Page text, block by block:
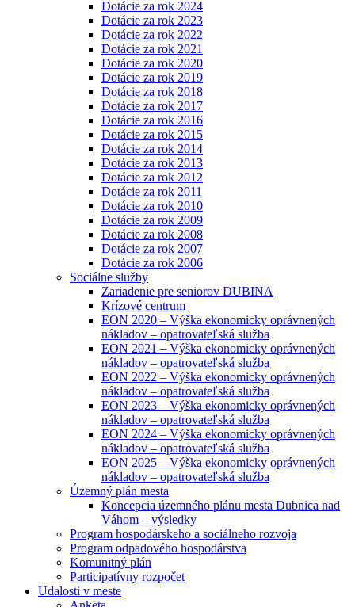
Dotácie za rok 2024
Dotácie za rok 2023
Dotácie za rok 2022
Dotácie za rok 2021
Dotácie za rok 2020
Dotácie za rok 2019
Dotácie za rok 2018
Dotácie za rok 2017
Dotácie za rok 2016
Dotácie za rok 2015
Dotácie za rok 2014
Dotácie za rok 2013
Dotácie za rok 2012
Dotácie za rok 2011
Dotácie za rok 2010
Dotácie za rok 2009
Dotácie za rok 2008
Dotácie za rok 2007
Dotácie za rok 2006
Sociálne služby
Zariadenie pre seniorov DUBINA
Krízové centrum
EON 2020 – Výška ekonomicky oprávnených
nákladov – opatrovateľská služba
EON 2021 – Výška ekonomicky oprávnených
nákladov – opatrovateľská služba
EON 2022 – Výška ekonomicky oprávnených
nákladov – opatrovateľská služba
EON 2023 – Výška ekonomicky oprávnených
nákladov – opatrovateľská služba
EON 2024 – Výška ekonomicky oprávnených
nákladov – opatrovateľská služba
EON 2025 – Výška ekonomicky oprávnených
nákladov – opatrovateľská služba
Územný plán mesta
Koncepcia územného plánu mesta Dubnica nad
Váhom – výsledky
Program hospodárskeho a sociálneho rozvoja
Program odpadového hospodárstva
Komunitný plán
Participatívny rozpočet
Udalosti v meste